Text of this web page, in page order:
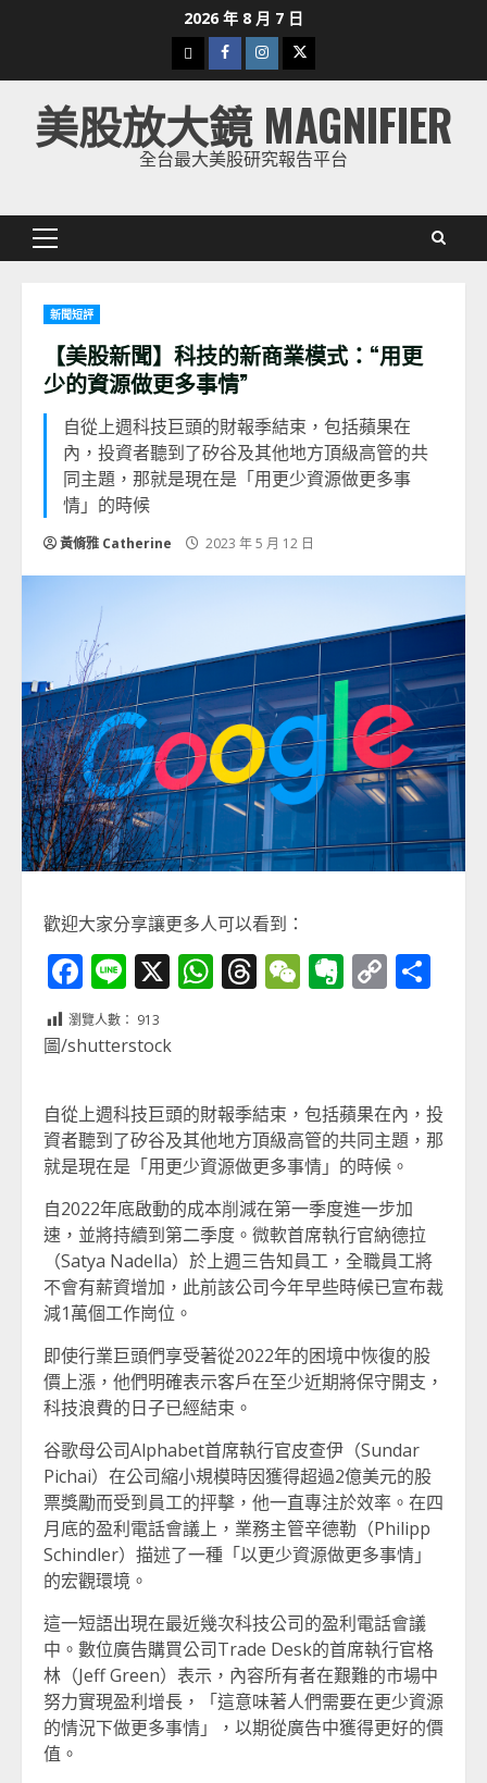
2026 年 8 月 7 日
下
載
美
股
Facebook
Instagram
Twitter
美股放大鏡 MAGNIFIER
全台最大美股研究報告平台
Primary
新聞短評
【美股新聞】科技的新商業模式：“用更
少的資源做更多事情”
自從上週科技巨頭的財報季結束，包括蘋果在
內，投資者聽到了矽谷及其他地方頂級高管的共
同主題，那就是現在是「用更少資源做更多事
情」的時候
黃脩雅 Catherine 2023 年 5 月 12 日
歡迎大家分享讓更多人可以看到：
Facebook
Line
X WhatsApp
Threads
WeChat
Evernote
Copy
瀏覽人數： 913
圖/shutterstock
自從上週科技巨頭的財報季結束，包括蘋果在內，投
資者聽到了矽谷及其他地方頂級高管的共同主題，那
就是現在是「用更少資源做更多事情」的時候。
自2022年底啟動的成本削減在第一季度進一步加
速，並將持續到第二季度。微軟首席執行官納德拉
（Satya Nadella）於上週三告知員工，全職員工將
不會有薪資增加，此前該公司今年早些時候已宣布裁
減1萬個工作崗位。
即使行業巨頭們享受著從2022年的困境中恢復的股
價上漲，他們明確表示客戶在至少近期將保守開支，
科技浪費的日子已經結束。
谷歌母公司Alphabet首席執行官皮查伊（Sundar
Pichai）在公司縮小規模時因獲得超過2億美元的股
票獎勵而受到員工的抨擊，他一直專注於效率。在四
月底的盈利電話會議上，業務主管辛德勒（Philipp
Schindler）描述了一種「以更少資源做更多事情」
的宏觀環境。
這一短語出現在最近幾次科技公司的盈利電話會議
中。數位廣告購買公司Trade Desk的首席執行官格
林（Jeff Green）表示，內容所有者在艱難的市場中
努力實現盈利增長，「這意味著人們需要在更少資源
的情況下做更多事情」，以期從廣告中獲得更好的價
值。